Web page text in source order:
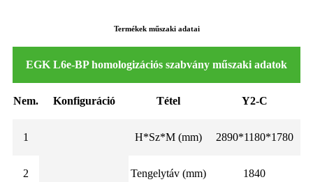
Termékek műszaki adatai
EGK L6e-BP homologizációs szabvány műszaki adatok
Nem. Konfiguráció Tétel Y2-C
1 H*Sz*M (mm) 2890*1180*1780
2 Tengelytáv (mm) 1840